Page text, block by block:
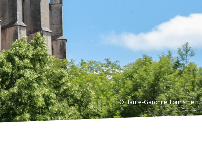
© Haute-Garonne Tourisme